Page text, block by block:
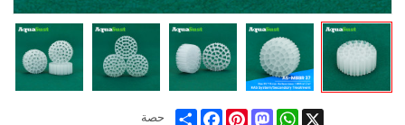
حصة Share
FacebookPinterestMastodonWhatsApp
X